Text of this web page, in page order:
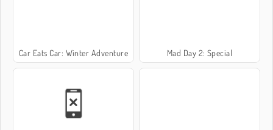
Car Eats Car: Winter Adventure Mad Day 2: Special